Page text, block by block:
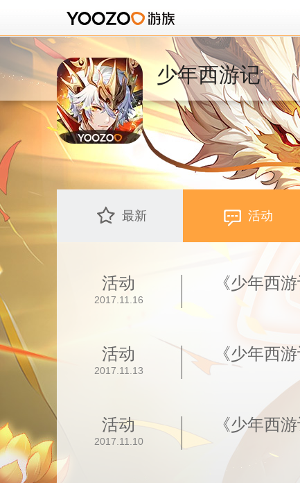
少年西游记
最新 活动
活动
2017.11.16
《少年西
活动
2017.11.13
《少年西
活动
2017.11.10
《少年西